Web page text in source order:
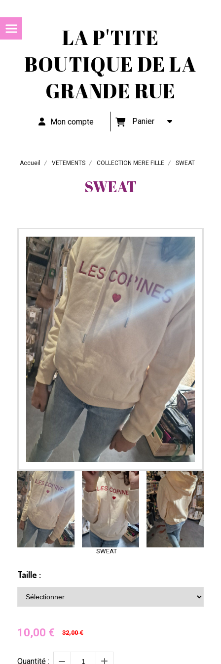
LA P'TITE
BOUTIQUE DE LA
GRANDE RUE
Mon compte Panier
Accueil VETEMENTS COLLECTION MERE FILLE SWEAT
SWEAT
SWEAT
Taille :
10,00 € 32,00 €
Quantité :